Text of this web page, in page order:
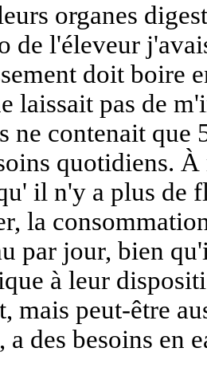
organes
de l'éleveur
doit boire
laissait pas de
ne contenait que
quotidiens.
il n'y a plus de
la
par jour, bien
à leur
mais peut-être
a des besoins en